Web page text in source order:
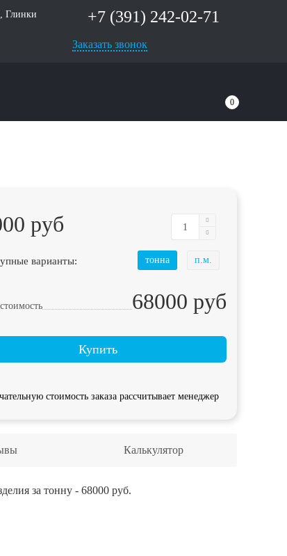
Глинки
+7 (391) 242-02-71
Заказать звонок
0
руб
варианты: тонна п.м.
68000 руб
Купить
стоимость заказа рассчитывает менеджер
Калькулятор
за тонну - 68000 руб.